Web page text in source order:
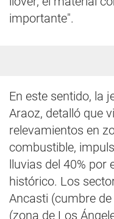
importante".
En este sentido, la
Araoz, detalló que
relevamientos en
combustible,
lluvias del 40%
histórico. Los
Ancasti (cumbre
(zona de Los